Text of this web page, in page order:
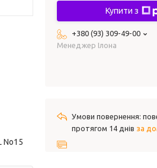
No15
Купити з
+380 (93) 309-49-00
Менеджер Ілона
протягом 14 днів за